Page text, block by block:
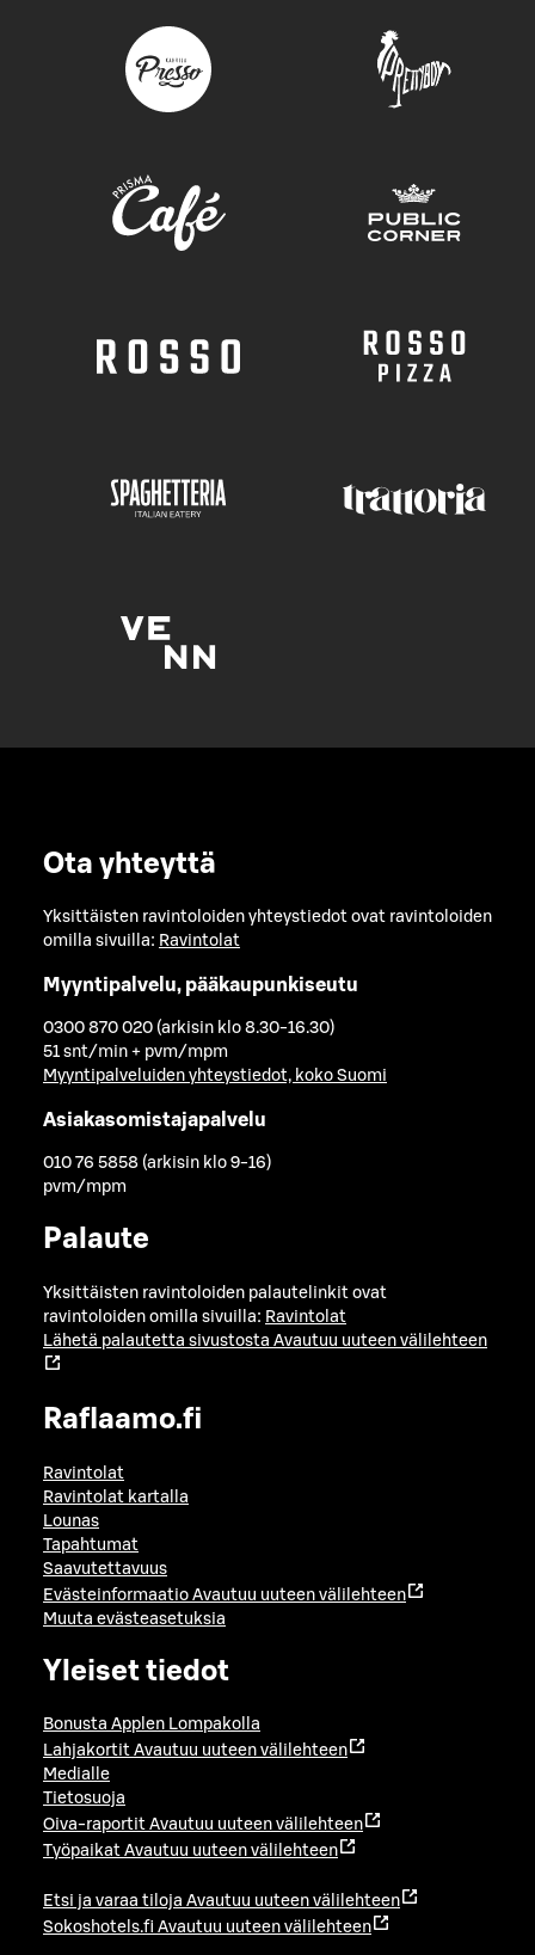
Ota yhteyttä
Yksittäisten ravintoloiden yhteystiedot ovat ravintoloiden
omilla sivuilla: Ravintolat
Myyntipalvelu, pääkaupunkiseutu
0300 870 020 (arkisin klo 8.30-16.30)
51 snt/min + pvm/mpm
Myyntipalveluiden yhteystiedot, koko Suomi
Asiakasomistajapalvelu
010 76 5858 (arkisin klo 9-16)
pvm/mpm
Palaute
Yksittäisten ravintoloiden palautelinkit ovat
ravintoloiden omilla sivuilla: Ravintolat
Lähetä palautetta sivustosta Avautuu uuteen välilehteen
Raflaamo.fi
Ravintolat
Ravintolat kartalla
Lounas
Tapahtumat
Saavutettavuus
Evästeinformaatio Avautuu uuteen välilehteen
Muuta evästeasetuksia
Yleiset tiedot
Bonusta Applen Lompakolla
Lahjakortit Avautuu uuteen välilehteen
Medialle
Tietosuoja
Oiva-raportit Avautuu uuteen välilehteen
Työpaikat Avautuu uuteen välilehteen
Etsi ja varaa tiloja Avautuu uuteen välilehteen
Sokoshotels.fi Avautuu uuteen välilehteen